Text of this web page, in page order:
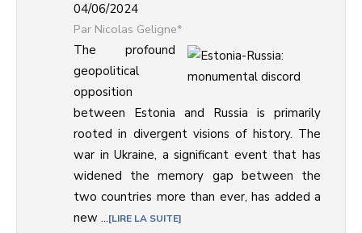
04/06/2024
Nicolas Geligne*
The profound
geopolitical
opposition
between Estonia and Russia is primarily
rooted in divergent visions of history. The
war in Ukraine, a significant event that has
widened the memory gap between the
two countries more than ever, has added a
new ... LIRE LA SUITE